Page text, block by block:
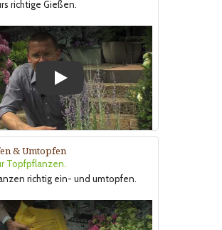
richtige Gießen.
& Umtopfen
Topfpflanzen.
richtig ein- und umtopfen.